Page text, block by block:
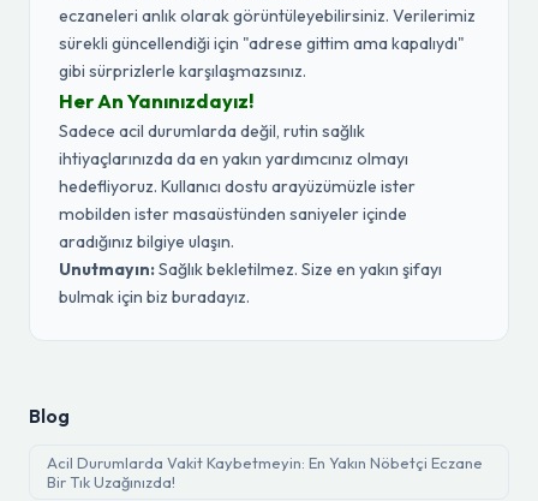
eczaneleri anlık olarak görüntüleyebilirsiniz. Verilerimiz
sürekli güncellendiği için "adrese gittim ama kapalıydı"
gibi sürprizlerle karşılaşmazsınız.
Her An Yanınızdayız!
Sadece acil durumlarda değil, rutin sağlık
ihtiyaçlarınızda da en yakın yardımcınız olmayı
hedefliyoruz. Kullanıcı dostu arayüzümüzle ister
mobilden ister masaüstünden saniyeler içinde
aradığınız bilgiye ulaşın.
Unutmayın:Sağlık bekletilmez. Size en yakın şifayı
bulmak için biz buradayız.
Blog
Acil Durumlarda Vakit Kaybetmeyin: En Yakın Nöbetçi Eczane
Bir Tık Uzağınızda!